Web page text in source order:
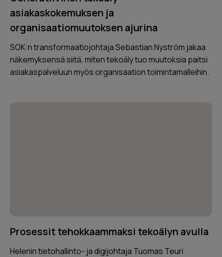
asiakaskokemuksen ja
organisaatiomuutoksen ajurina
SOK:n transformaatiojohtaja Sebastian Nyström jakaa
näkemyksensä siitä, miten tekoäly tuo muutoksia paitsi
asiakaspalveluun myös organisaation toimintamalleihin.
Prosessit tehokkaammaksi tekoälyn avulla
Helenin tietohallinto- ja digijohtaja Tuomas Teuri